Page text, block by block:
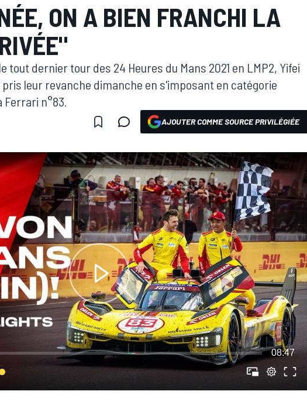
ON A BIEN FRANCHI LA
tout dernier tour des 24 Heures du Mans 2021 en LMP2, Yifei
leur revanche dimanche en s'imposant en catégorie
n°83.
AJOUTER COMME SOURCE PRIVILÉGIÉE
08:47